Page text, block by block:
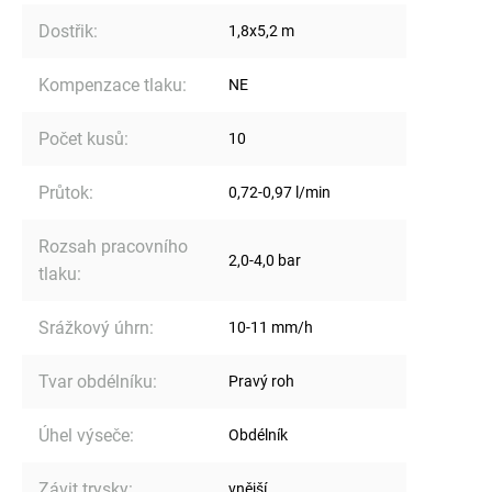
Dostřik: 1,8x5,2 m
Kompenzace tlaku: NE
Počet kusů: 10
Průtok: 0,72-0,97 l/min
Rozsah pracovního
tlaku:
2,0-4,0 bar
Srážkový úhrn: 10-11 mm/h
Tvar obdélníku: Pravý roh
Úhel výseče: Obdélník
vnější